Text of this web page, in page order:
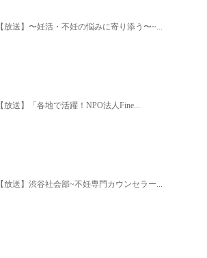
【放送】〜妊活・不妊の悩みに寄り添う〜~...
【放送】「各地で活躍！NPO法人Fine...
【放送】渋谷社会部~不妊専門カウンセラー...